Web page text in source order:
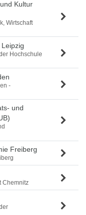
Kultur
Wirtschaft
Hochschule
-
und
Freiberg
Chemnitz